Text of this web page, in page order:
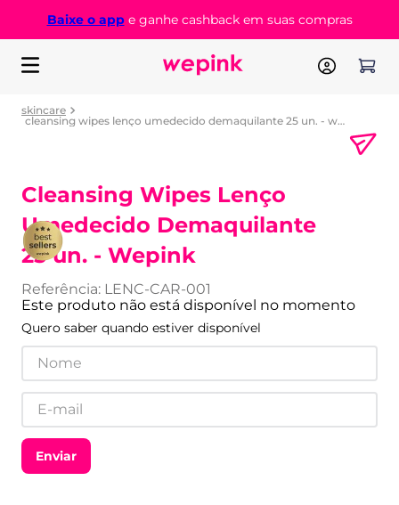
Baixe o appe ganhe cashback em suas compras
skincare
cleansing wipes lenço umedecido demaquilante 25 un. - wepink
Cleansing Wipes Lenço
Umedecido Demaquilante
25 un. - Wepink
Referência: LENC-CAR-001
Este produto não está disponível no momento
Quero saber quando estiver disponível
Enviar